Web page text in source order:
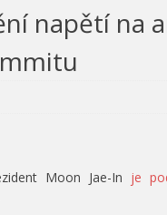
napětí na
Moon Jae-In je